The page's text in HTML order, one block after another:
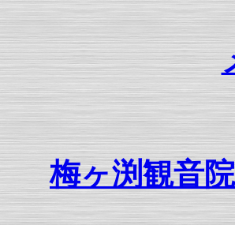
梅ヶ渕観音